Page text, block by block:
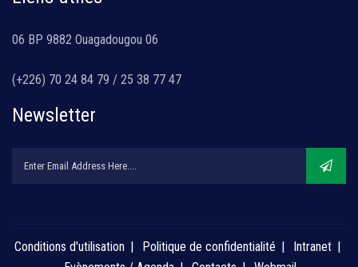
06 BP 9882 Ouagadougou 06
(+226) 70 24 84 79 / 25 38 77 47
Newsletter
Conditions d'utilisation Politique de confidentialité
Intranet